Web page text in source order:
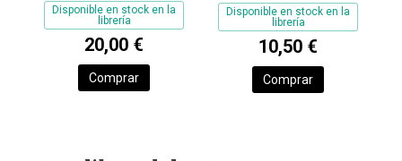
Disponible en stock en la
librería
20,00 €
Comprar
Disponible en stock en la
librería
10,50 €
Comprar